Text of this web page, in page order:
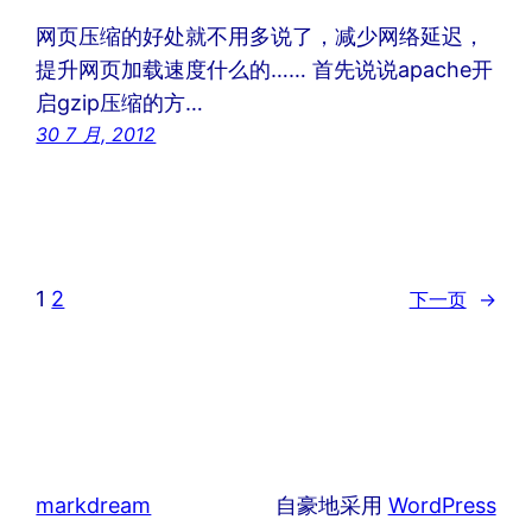
网页压缩的好处就不用多说了，减少网络延迟，
提升网页加载速度什么的…… 首先说说apache开
启gzip压缩的方…
30 7 月, 2012
1 2 下一页 →
markdream 自豪地采用 WordPress